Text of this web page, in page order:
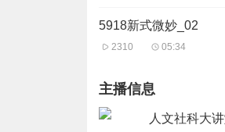
5918新式微妙_02
2310 05:34
主播信息
人文社科大